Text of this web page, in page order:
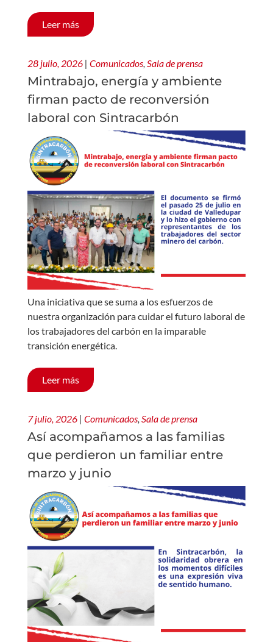
Leer más
28 julio, 2026 | Comunicados Sala de prensa
Mintrabajo, energía y ambiente
firman pacto de reconversión
laboral con Sintracarbón
Una iniciativa que se suma a los esfuerzos de
nuestra organización para cuidar el futuro laboral de
los trabajadores del carbón en la imparable
transición energética.
Leer más
7 julio, 2026 | Comunicados Sala de prensa
Así acompañamos a las familias
que perdieron un familiar entre
marzo y junio